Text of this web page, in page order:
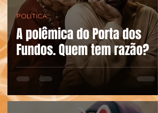
A polêmica do Porta dos
Fundos. Quem tem razão?
POLÍTICA